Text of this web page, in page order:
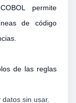
permite
de código
de las reglas
sin usar.